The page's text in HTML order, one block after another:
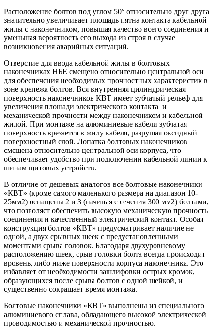
Расположение болтов под углом 50° относительно друг друга
значительно увеличивает площадь пятна контакта кабельной
жилы с наконечником, повышая качество всего соединения и
уменьшая вероятность его выхода из строя в случае
возникновения аварийных ситуаций.
Отверстие для ввода кабельной жилы в болтовых
наконечниках НБЕ смещено относительно центральной оси
для обеспечения необходимых прочностных характеристик в
зоне крепежа болтов. Вся внутренняя цилиндрическая
поверхность наконечников КВТ имеет зубчатый рельеф для
увеличения площади электрического контакта и
механической прочности между наконечником и кабельной
жилой. При монтаже на алюминиевые кабели зубчатая
поверхность врезается в жилу кабеля, разрушая оксидный
поверхностный слой. Лопатка болтовых наконечников
смещена относительно центральной оси корпуса, что
обеспечивает удобство при подключении кабельной линии к
шинам щитовых устройств.
В отличие от дешевых аналогов все болтовые наконечники
«КВТ» (кроме самого маленького размера на диапазон 10-
25мм2) оснащены 2 и 3 (начиная с сечения 300 мм2) болтами,
что позволяет обеспечить высокую механическую прочность
соединения и качественный электрический контакт. Особая
конструкция болтов «КВТ» предусматривает наличие не
одной, а двух срывных шеек с предустановленными
моментами срыва головок. Благодаря двухуровневому
расположению шеек, срыв головки болта всегда происходит
вровень, либо ниже поверхности корпуса наконечника. Это
избавляет от необходимости зашлифовки острых кромок,
образующихся после срыва болтов с одной шейкой, и
существенно сокращает время монтажа.
Болтовые наконечники «КВТ» выполнены из специального
алюминиевого сплава, обладающего высокой электрической
проводимостью и механической прочностью.